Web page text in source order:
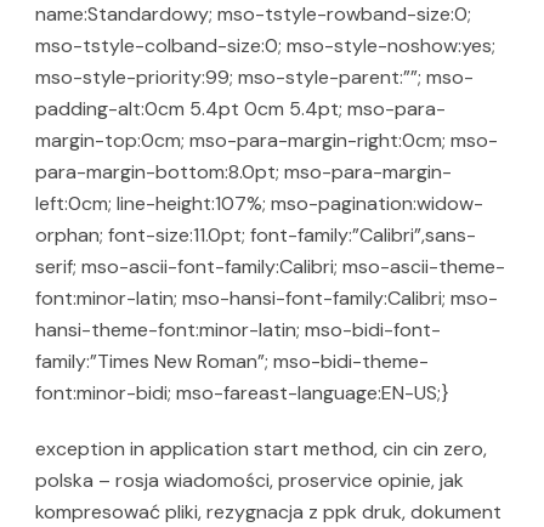
name:Standardowy; mso-tstyle-rowband-size:0;
mso-tstyle-colband-size:0; mso-style-noshow:yes;
mso-style-priority:99; mso-style-parent:””; mso-
padding-alt:0cm 5.4pt 0cm 5.4pt; mso-para-
margin-top:0cm; mso-para-margin-right:0cm; mso-
para-margin-bottom:8.0pt; mso-para-margin-
left:0cm; line-height:107%; mso-pagination:widow-
orphan; font-size:11.0pt; font-family:”Calibri”,sans-
serif; mso-ascii-font-family:Calibri; mso-ascii-theme-
font:minor-latin; mso-hansi-font-family:Calibri; mso-
hansi-theme-font:minor-latin; mso-bidi-font-
family:”Times New Roman”; mso-bidi-theme-
font:minor-bidi; mso-fareast-language:EN-US;}
exception in application start method, cin cin zero,
polska – rosja wiadomości, proservice opinie, jak
kompresować pliki, rezygnacja z ppk druk, dokument